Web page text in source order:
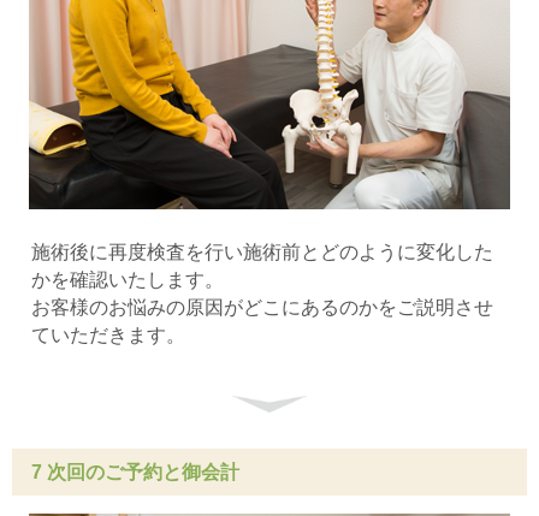
施術後に再度検査を行い施術前とどのように変化した
かを確認いたします。
お客様のお悩みの原因がどこにあるのかをご説明させ
ていただきます。
7 次回のご予約と御会計